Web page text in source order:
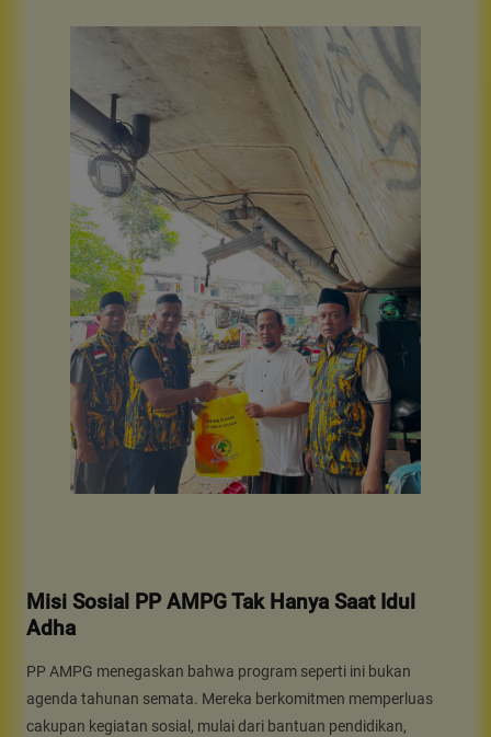
Misi Sosial PP AMPG Tak Hanya Saat Idul
Adha
PP AMPG menegaskan bahwa program seperti ini bukan
agenda tahunan semata. Mereka berkomitmen memperluas
cakupan kegiatan sosial, mulai dari bantuan pendidikan,